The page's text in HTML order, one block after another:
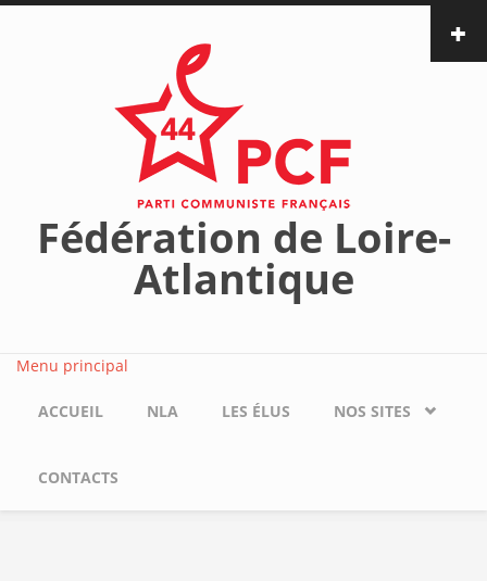
Aller au contenu principal
Fédération de Loire-
Atlantique
Menu principal
ACCUEIL NLA LES ÉLUS NOS SITES
CONTACTS